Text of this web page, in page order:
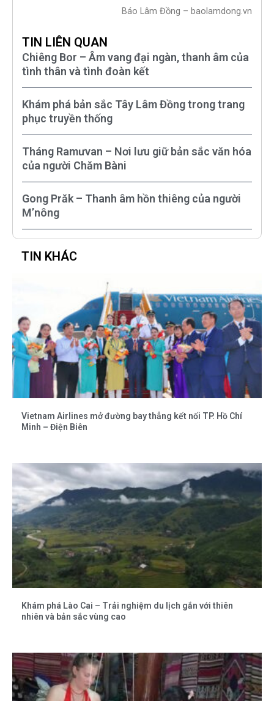
Báo Lâm Đồng – baolamdong.vn
TIN LIÊN QUAN
Chiêng Bor – Âm vang đại ngàn, thanh âm của
tình thân và tình đoàn kết
Khám phá bản sắc Tây Lâm Đồng trong trang
phục truyền thống
Tháng Ramưvan – Nơi lưu giữ bản sắc văn hóa
của người Chăm Bàni
Gong Prăk – Thanh âm hồn thiêng của người
M’nông
TIN KHÁC
Vietnam Airlines mở đường bay thẳng kết nối TP. Hồ Chí
Minh – Điện Biên
Khám phá Lào Cai – Trải nghiệm du lịch gắn với thiên
nhiên và bản sắc vùng cao